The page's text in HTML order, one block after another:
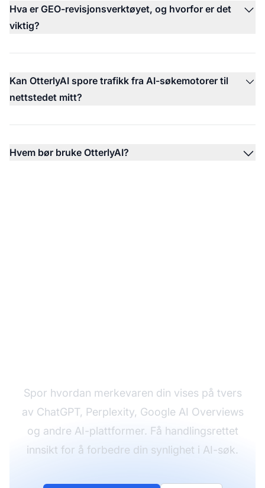
Hva er GEO-revisjonsverktøyet, og hvorfor er det
viktig?
Kan OtterlyAI spore trafikk fra AI-søkemotorer til
nettstedet mitt?
Hvem bør bruke OtterlyAI?
Spor hvordan merkevaren din vises på tvers
av ChatGPT, Perplexity, Google AI Overviews
og andre AI-plattformer. Få handlingsrettet
innsikt for å forbedre din synlighet i AI-søk.